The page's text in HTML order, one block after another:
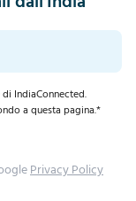
IndiaConnected.
a questa pagina.*
Privacy Policy